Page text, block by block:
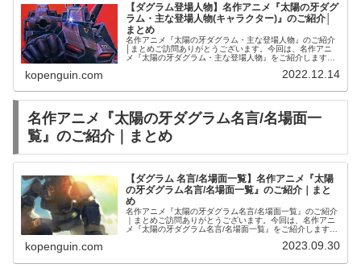
【ダグラム登場人物】名作アニメ『太陽の牙ダグ
ラム・主な登場人物(キャラクター)』のご紹介│
まとめ
名作アニメ『太陽の牙ダグラム・主な登場人物』のご紹介
│まとめご訪問ありがとうございます。今回は、名作アニ
メ『太陽の牙ダグラム・主な登場人物』をご紹介します。
kopenguin.com 2022.12.14
名作アニメ『太陽の牙ダグラム名言/名場面一
覧』のご紹介｜まとめ
【ダグラム 名言/名場面一覧】名作アニメ『太陽
の牙ダグラム名言/名場面一覧』のご紹介｜まと
め
名作アニメ『太陽の牙ダグラム名言/名場面一覧』のご紹介
｜まとめご訪問ありがとうございます。今回は、名作アニ
メ『太陽の牙ダグラム名言/名場面一覧』をご紹介します。
kopenguin.com 2023.09.30